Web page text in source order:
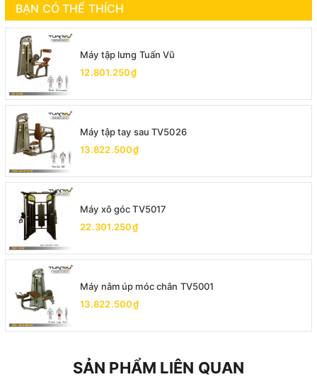
BẠN CÓ THỂ THÍCH
Máy tập lưng Tuấn Vũ
12.801.250₫
Máy tập tay sau TV5026
13.822.500₫
Máy xô góc TV5017
22.301.250₫
Máy nằm úp móc chân TV5001
13.822.500₫
SẢN PHẨM LIÊN QUAN